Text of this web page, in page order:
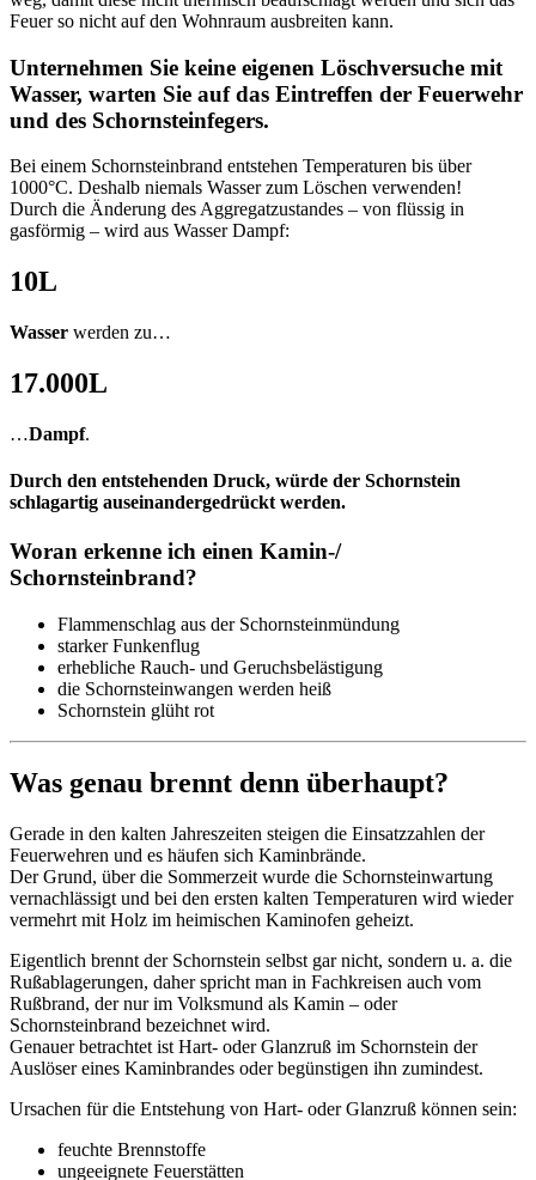
Feuer so nicht auf den Wohnraum ausbreiten kann.
Unternehmen Sie keine eigenen Löschversuche mit
Wasser, warten Sie auf das Eintreffen der Feuerwehr
und des Schornsteinfegers.
Bei einem Schornsteinbrand entstehen Temperaturen bis über
1000°C. Deshalb niemals Wasser zum Löschen verwenden!
Durch die Änderung des Aggregatzustandes – von flüssig in
gasförmig – wird aus Wasser Dampf:
10L
Wasser werden zu…
17.000L
…Dampf.
Durch den entstehenden Druck, würde der Schornstein
schlagartig auseinandergedrückt werden.
Woran erkenne ich einen Kamin-/
Schornsteinbrand?
Flammenschlag aus der Schornsteinmündung
starker Funkenflug
erhebliche Rauch- und Geruchsbelästigung
die Schornsteinwangen werden heiß
Schornstein glüht rot
Was genau brennt denn überhaupt?
Gerade in den kalten Jahreszeiten steigen die Einsatzzahlen der
Feuerwehren und es häufen sich Kaminbrände.
Der Grund, über die Sommerzeit wurde die Schornsteinwartung
vernachlässigt und bei den ersten kalten Temperaturen wird wieder
vermehrt mit Holz im heimischen Kaminofen geheizt.
Eigentlich brennt der Schornstein selbst gar nicht, sondern u. a. die
Rußablagerungen, daher spricht man in Fachkreisen auch vom
Rußbrand, der nur im Volksmund als Kamin – oder
Schornsteinbrand bezeichnet wird.
Genauer betrachtet ist Hart- oder Glanzruß im Schornstein der
Auslöser eines Kaminbrandes oder begünstigen ihn zumindest.
Ursachen für die Entstehung von Hart- oder Glanzruß können sein:
feuchte Brennstoffe
ungeeignete Feuerstätten